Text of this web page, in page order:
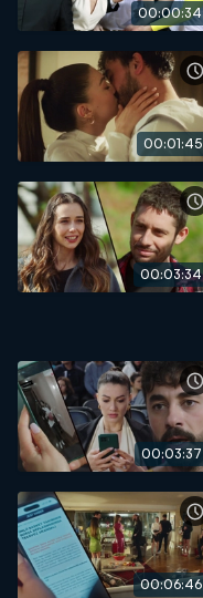
00:00:34
00:01:45
00:03:34
00:03:37
00:06:46